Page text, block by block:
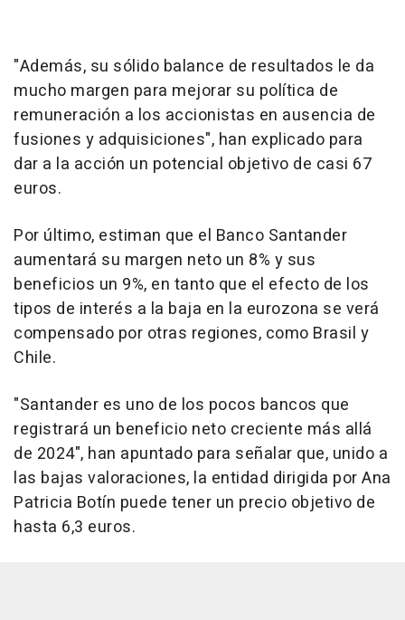
"Además, su sólido balance de resultados le da
mucho margen para mejorar su política de
remuneración a los accionistas en ausencia de
fusiones y adquisiciones", han explicado para
dar a la acción un potencial objetivo de casi 67
euros.
Por último, estiman que el Banco Santander
aumentará su margen neto un 8% y sus
beneficios un 9%, en tanto que el efecto de los
tipos de interés a la baja en la eurozona se verá
compensado por otras regiones, como Brasil y
Chile.
"Santander es uno de los pocos bancos que
registrará un beneficio neto creciente más allá
de 2024", han apuntado para señalar que, unido a
las bajas valoraciones, la entidad dirigida por Ana
Patricia Botín puede tener un precio objetivo de
hasta 6,3 euros.